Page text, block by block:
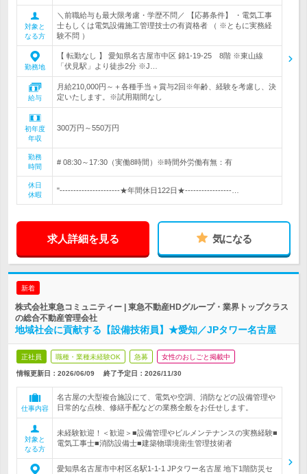
対象と
なる方
＼前職給与も最大限考慮・学歴不問／ 【応募条件】 ・電気工事
士もしくは電気設備施工管理技士の有資格者 （ ※ともに実務経
験不問 ）
勤務地
【 転勤なし 】 愛知県名古屋市中区 錦1-19-25 8階 ※東山線
「伏見駅」より徒歩2分 ※J…
給与
月給210,000円～＋各種手当＋賞与2回※年齢、経験を考慮し、決
定いたします。※試用期間なし
初年度
年収
300万円～550万円
勤務
時間
# 08:30～17:30（実働8時間）※時間外労働有無：有
休日
休暇
"----------------------★年間休日122日★-----------------…
求人詳細を見る 気になる
新着
株式会社東急コミュニティー | 東急不動産HDグループ・業界トップクラス
の総合不動産管理会社
地域社会に貢献する【設備技術員】★愛知／JPタワー名古屋
正社員 職種・業種未経験OK 急募 女性のおしごと掲載中
情報更新日：2026/06/09 終了予定日： 2026/11/30
仕事内容
名古屋の大型複合施設にて、電気や空調、消防などの設備管理や
日常的な点検、修繕手配などの業務全般をお任せします。
対象と
なる方
未経験歓迎！＜歓迎＞■設備管理やビルメンテナンスの実務経験■
電気工事士■消防設備士■建築物環境衛生管理技術者
愛知県名古屋市中村区名駅1-1-1 JPタワー名古屋 地下1階防災セ